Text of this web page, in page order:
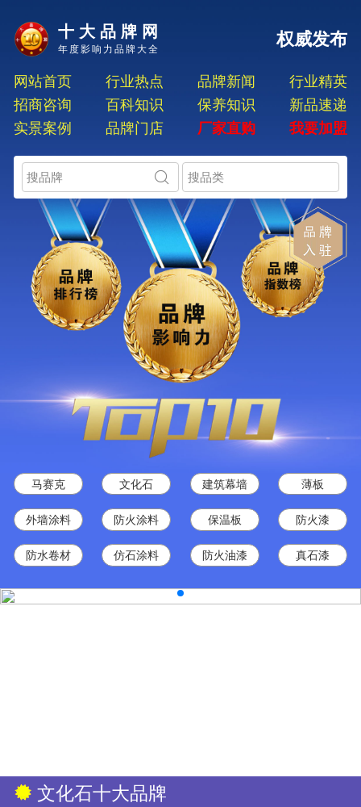
十大品牌网
年度影响力品牌大全
权威发布
网站首页 行业热点 品牌新闻
行业精英
招商咨询
百科知识 保养知识
新品速递
实景案例
品牌门店 厂家直购 我要加盟
马赛克 文化石 建筑幕墙 薄板
外墙涂料 防火涂料 保温板 防火漆
防水卷材 仿石涂料 防火油漆 真石漆
文化石十大品牌